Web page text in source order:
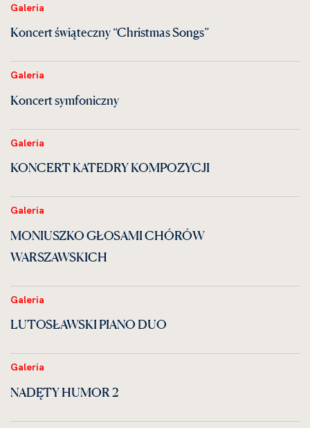
Galeria
Koncert świąteczny “Christmas Songs”
Galeria
Koncert symfoniczny
Galeria
KONCERT KATEDRY KOMPOZYCJI
Galeria
MONIUSZKO GŁOSAMI CHÓRÓW
WARSZAWSKICH
Galeria
LUTOSŁAWSKI PIANO DUO
Galeria
NADĘTY HUMOR 2